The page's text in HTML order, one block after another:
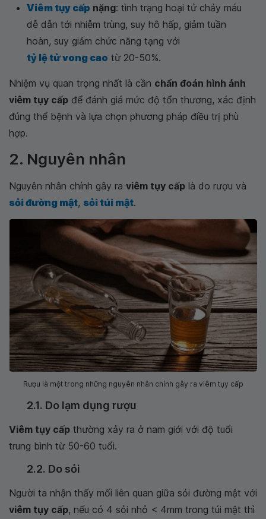
Viêm tụy cấp nặng: tình trạng hoại tử chảy máu
dễ dẫn tới nhiễm trùng, suy hô hấp, giảm tuần
hoàn, suy giảm chức năng tạng với
tỷ lệ tử vong cao từ 20-50%.
Nhiệm vụ quan trọng nhất là cần chẩn đoán hình ảnh
viêm tụy cấp để đánh giá mức độ tổn thương, xác định
đúng thể bệnh và lựa chọn phương pháp điều trị phù
hợp.
2. Nguyên nhân
Nguyên nhân chính gây ra viêm tụy cấp là do rượu và
sỏi đường mật, sỏi túi mật.
Rượu là một trong những nguyên nhân chính gây ra viêm tụy cấp
2.1. Do lạm dụng rượu
Viêm tụy cấp thường xảy ra ở nam giới với độ tuổi
trung bình từ 50-60 tuổi.
2.2. Do sỏi
Người ta nhận thấy mối liên quan giữa sỏi đường mật với
viêm tụy cấp, nếu có 4 sỏi nhỏ < 4mm trong túi mật thì